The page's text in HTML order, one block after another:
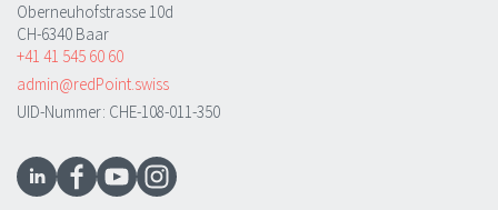
Oberneuhofstrasse 10d
CH-6340 Baar
+41 41 545 60 60
admin@redPoint.swiss
UID-Nummer: CHE-108-011-350